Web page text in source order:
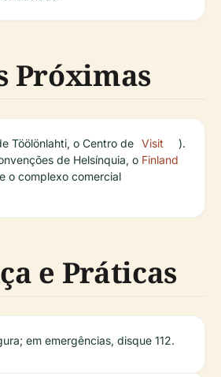
Próximas
Töölönlahti, o Centro de
de Helsínquia, o
o complexo comercial
Visit
Finland
).
e Práticas
em emergências, disque 112.